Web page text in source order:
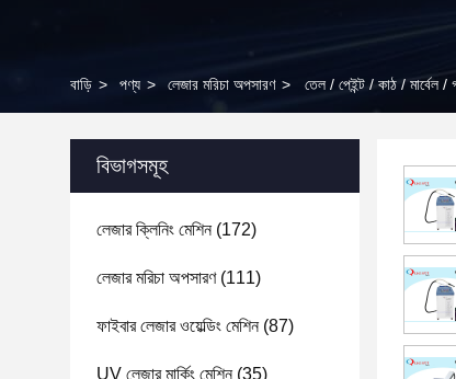
বাড়ি > পণ্য > লেজার মরিচা অপসারণ > তেল / পেইন্ট / কাঠ / মার্বেল
বিভাগসমূহ
লেজার ক্লিনিং মেশিন(172)
লেজার মরিচা অপসারণ(111)
ফাইবার লেজার ওয়েল্ডিং মেশিন(87)
UV লেজার মার্কিং মেশিন(35)